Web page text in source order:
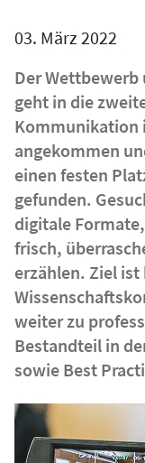
03. März 2022
Der
geht in die
Kommunikation
angekommen
einen festen
gefunden.
digitale
frisch,
erzählen. Ziel
weiter zu
Bestandteil in
sowie Best